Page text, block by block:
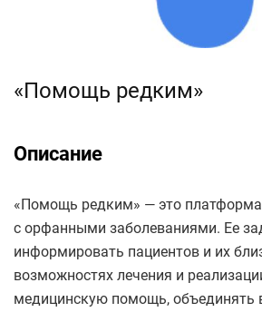
«Помощь редким»
Описание
«Помощь редким» — это
с орфанными заболеваниями. Ее
информировать пациентов и их
возможностях лечения и
медицинскую помощь, объединять